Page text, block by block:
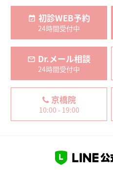
初診WEB予約
24時間受付中
Dr.メール相談
24時間受付中
京橋院
10:00 - 19:00